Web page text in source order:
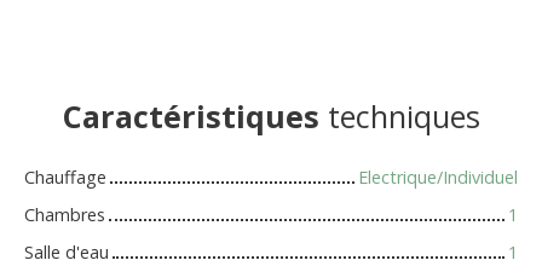
Caractéristiques techniques
Chauffage
Electrique/Individuel
Chambres
1
Salle d'eau
1